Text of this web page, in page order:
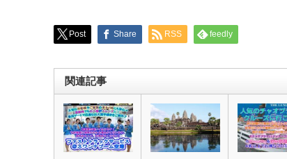
Post Share RSS feedly
関連記事